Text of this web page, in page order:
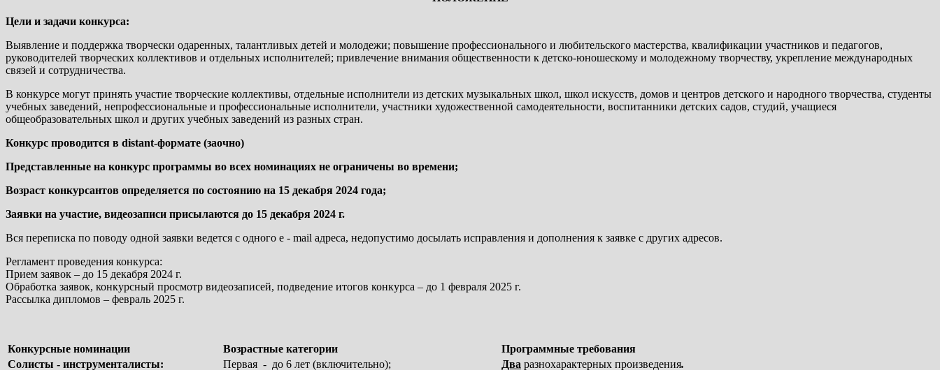
Цели и задачи конкурса:
Выявление и поддержка творчески одаренных, талантливых детей и молодежи; повышение профессионального и любительского мастерства, квалификации участников и педагогов,
руководителей творческих коллективов и отдельных исполнителей; привлечение внимания общественности к детско-юношескому и молодежному творчеству, укрепление международных
связей и сотрудничества.
В конкурсе могут принять участие творческие коллективы, отдельные исполнители из детских музыкальных школ, школ искусств, домов и центров детского и народного творчества, студенты
учебных заведений, непрофессиональные и профессиональные исполнители, участники художественной самодеятельности, воспитанники детских садов, студий, учащиеся
общеобразовательных школ и других учебных заведений из разных стран.
Конкурс проводится в distant-формате (заочно)
Представленные на конкурс программы во всех номинациях не ограничены во времени;
Возраст конкурсантов определяется по состоянию на 15 декабря 2024 года;
Заявки на участие, видеозаписи присылаются до 15 декабря 2024 г.
Вся переписка по поводу одной заявки ведется с одного e - mail адреса, недопустимо досылать исправления и дополнения к заявке с других адресов.
Регламент проведения конкурса:
Прием заявок – до 15 декабря 2024 г.
Обработка заявок, конкурсный просмотр видеозаписей, подведение итогов конкурса – до 1 февраля 2025 г.
Рассылка дипломов – февраль 2025 г.
Конкурсные номинации Возрастные категории
Программные требования
Солисты - инструменталисты:
Первая - до 6 лет (включительно);
Два разнохарактерных произведения.